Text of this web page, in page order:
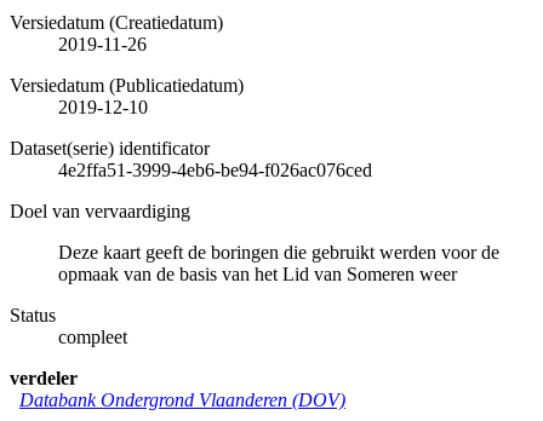
Versiedatum (Creatiedatum)
2019-11-26
Versiedatum (Publicatiedatum)
2019-12-10
Dataset(serie) identificator
4e2ffa51-3999-4eb6-be94-f026ac076ced
Doel van vervaardiging
Deze kaart geeft de boringen die gebruikt werden voor de
opmaak van de basis van het Lid van Someren weer
Status
compleet
verdeler
Databank Ondergrond Vlaanderen (DOV)